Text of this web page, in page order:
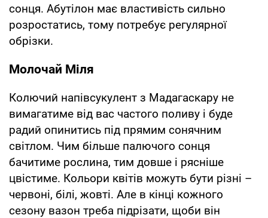
сонця. Абутілон має властивість сильно
розростатись, тому потребує регулярної
обрізки.
Молочай Міля
Колючий напівсукулент з Мадагаскару не
вимагатиме від вас частого поливу і буде
радий опинитись під прямим сонячним
світлом. Чим більше палючого сонця
бачитиме рослина, тим довше і рясніше
цвістиме. Кольори квітів можуть бути різні –
червоні, білі, жовті. Але в кінці кожного
сезону вазон треба підрізати, щоби він